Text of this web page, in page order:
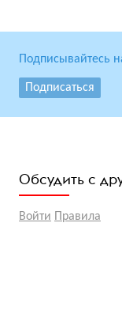
Подписывайтесь
Подписаться
Обсудить с
Войти Правила